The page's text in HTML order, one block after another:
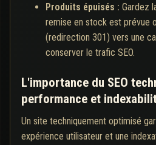
Produits épuisés : Gardez
remise en stock est prévue
(redirection 301) vers une
conserver le trafic SEO.
L'importance du SEO
performance et
Un site techniquement optimisé
expérience utilisateur et une